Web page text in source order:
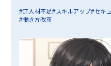
#IT人材不足#スキルアップ#セキ
#働き方改革